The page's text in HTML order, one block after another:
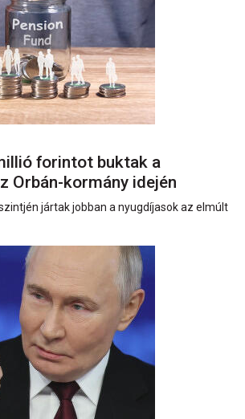
forintot buktak a
Orbán-kormány idején
jártak jobban a nyugdíjasok az elmúlt